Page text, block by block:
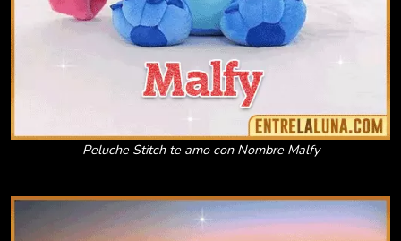
Peluche Stitch te amo con Nombre Malfy